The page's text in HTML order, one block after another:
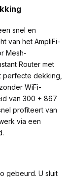
snel en
van het AmpliFi-
Mesh-
Router met
perfecte dekking,
WiFi-
van 300 + 867
profiteert van
via een
gebeurd. U sluit